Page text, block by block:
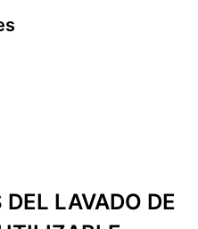
LAVADO DE